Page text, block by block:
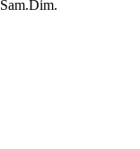
Sam.Dim.